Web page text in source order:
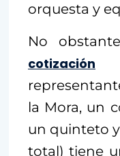
orquesta y
No
cotización
la Mora, un
un quinteto
total) tiene